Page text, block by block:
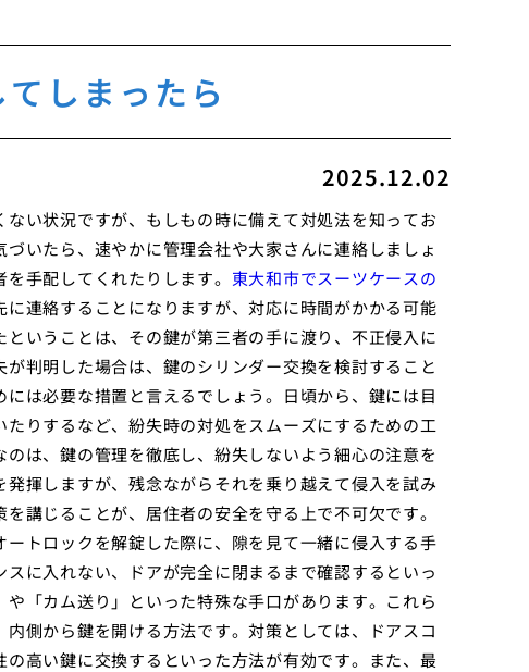
しまったら
2025.12.02
い状況ですが、もしもの時に備えて対処法を知ってお
いたら、速やかに管理会社や大家さんに連絡しましょ
手配してくれたりします。 東大和市でスーツケースの
連絡することになりますが、対応に時間がかかる可能
いうことは、その鍵が第三者の手に渡り、不正侵入に
判明した場合は、鍵のシリンダー交換を検討すること
は必要な措置と言えるでしょう。日頃から、鍵には目
りするなど、紛失時の対処をスムーズにするための工
は、鍵の管理を徹底し、紛失しないよう細心の注意を
揮しますが、残念ながらそれを乗り越えて侵入を試み
講じることが、居住者の安全を守る上で不可欠です。
トロックを解錠した際に、隙を見て一緒に侵入する手
に入れない、ドアが完全に閉まるまで確認するといっ
「カム送り」といった特殊な手口があります。これら
側から鍵を開ける方法です。対策としては、ドアスコ
高い鍵に交換するといった方法が有効です。また、最